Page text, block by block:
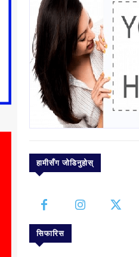
हामीसँग जोडिनुहोस्
सिफारिस